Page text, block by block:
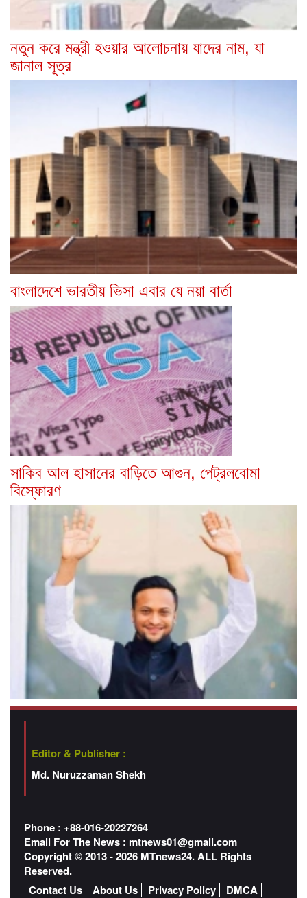
নতুন করে মন্ত্রী হওয়ার আলোচনায় যাদের নাম, যা
জানাল সূত্র
বাংলাদেশে ভারতীয় ভিসা এবার যে নয়া বার্তা
সাকিব আল হাসানের বাড়িতে আগুন, পেট্রলবোমা
বিস্ফোরণ
Editor & Publisher :
Md. Nuruzzaman Shekh
Phone : +88-016-20227264
Email For The News : mtnews01@gmail.com
Copyright © 2013 - 2026 MTnews24. ALL Rights
Reserved.
Contact Us
About Us Privacy Policy DMCA